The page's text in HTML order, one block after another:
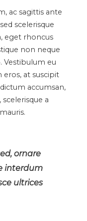
ac sagittis ante
scelerisque
eget rhoncus
non neque
Vestibulum eu
eros, at suscipit
accumsan,
a
ornare
interdum
ultrices